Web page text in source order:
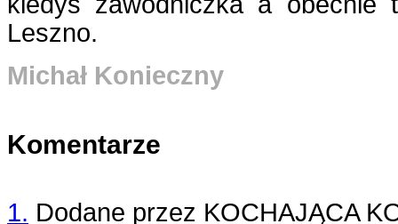
Leszno.
Michał Konieczny
Komentarze
1. Dodane przez KOCHAJĄCA